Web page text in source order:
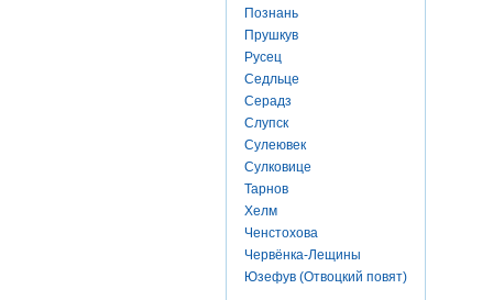
Познань
Прушкув
Русец
Седльце
Серадз
Слупск
Сулеювек
Сулковице
Тарнов
Хелм
Ченстохова
Червёнка-Лещины
Юзефув (Отвоцкий повят)